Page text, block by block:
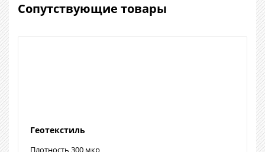
Сопутствующие товары
Геотекстиль
Плотность 300 мкр